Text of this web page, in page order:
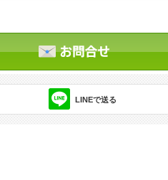
LINEで送る